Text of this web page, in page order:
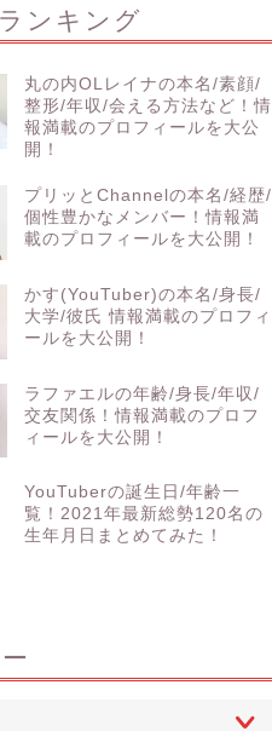
ンキング
丸の内OLレイナの本名/素顔/
整形/年収/会える方法など！情
報満載のプロフィールを大公
開！
プリッとChannelの本名/経歴/
個性豊かなメンバー！情報満
載のプロフィールを大公開！
かす(YouTuber)の本名/身長/
大学/彼氏 情報満載のプロフィ
ールを大公開！
ラファエルの年齢/身長/年収/
交友関係！情報満載のプロフ
ィールを大公開！
YouTuberの誕生日/年齢一
覧！2021年最新総勢120名の
生年月日まとめてみた！